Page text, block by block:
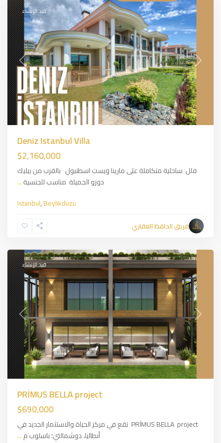
Next
قيد الإنشاء
Deniz Istanbul Villa
$2,160,000
فلل ساحلية متكاملة على مارينا ويست اسطنبول بالقرب من بيليك
دوزو الجميلة مناسب للجنسية...
Istanbul,Beylikduzu
فريق الحافظ العقاري
Next
قيد الإنشاء
PRİMUS BELLA project
$690,000
PRİMUS BELLA project تقع في مركز الحياة والاستثمار الجديد في
أنطاليا، دوشمالتي؛ باسلوب م...